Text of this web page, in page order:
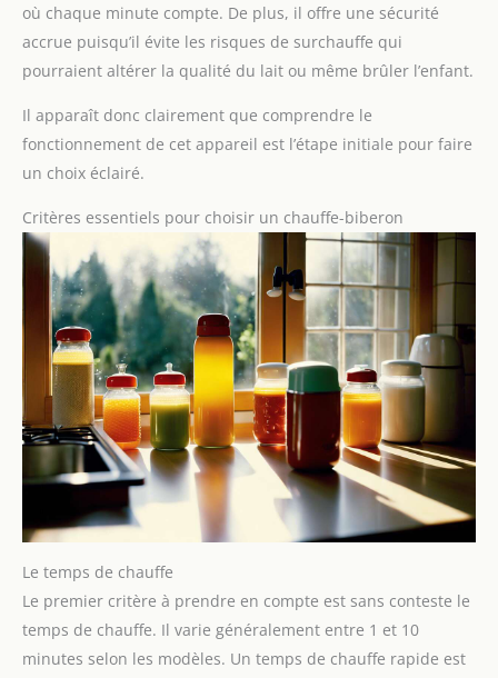
où chaque minute compte. De plus, il offre une sécurité
accrue puisqu’il évite les risques de surchauffe qui
pourraient altérer la qualité du lait ou même brûler l’enfant.
Il apparaît donc clairement que comprendre le
fonctionnement de cet appareil est l’étape initiale pour faire
un choix éclairé.
Critères essentiels pour choisir un chauffe-biberon
Le temps de chauffe
Le premier critère à prendre en compte est sans conteste le
temps de chauffe. Il varie généralement entre 1 et 10
minutes selon les modèles. Un temps de chauffe rapide est